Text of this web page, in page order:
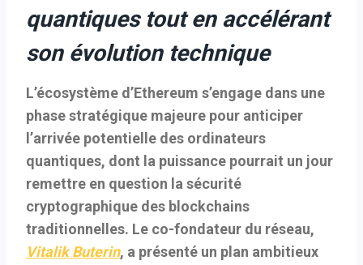
quantiques tout en accélérant
son évolution technique
L’écosystème d’Ethereum s’engage dans une
phase stratégique majeure pour anticiper
l’arrivée potentielle des ordinateurs
quantiques, dont la puissance pourrait un jour
remettre en question la sécurité
cryptographique des blockchains
traditionnelles. Le co-fondateur du réseau,
Vitalik Buterin, a présenté un plan ambitieux